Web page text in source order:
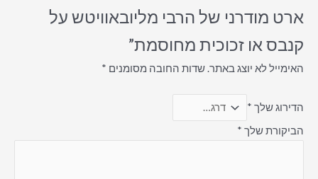
ארט מודרני של הרבי מליובאוויטש על
קנבס או זכוכית מחוסמת”
האימייל לא יוצג באתר.שדות החובה מסומנים *
הדירוג שלך *
הביקורת שלך *